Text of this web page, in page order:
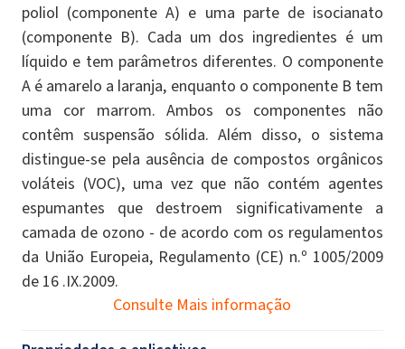
poliol (componente A) e uma parte de isocianato
(componente B). Cada um dos ingredientes é um
líquido e tem parâmetros diferentes. O componente
A é amarelo a laranja, enquanto o componente B tem
uma cor marrom. Ambos os componentes não
contêm suspensão sólida. Além disso, o sistema
distingue-se pela ausência de compostos orgânicos
voláteis (VOC), uma vez que não contém agentes
espumantes que destroem significativamente a
camada de ozono - de acordo com os regulamentos
da União Europeia, Regulamento (CE) n.º 1005/2009
de 16 .IX.2009.
Consulte Mais informação